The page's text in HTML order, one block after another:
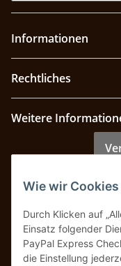
Informationen
Rechtliches
Weitere
Zahlung & Versand
Wie wir
Durch Klicken auf
Einsatz folgender
PayPal Express
die Einstellung